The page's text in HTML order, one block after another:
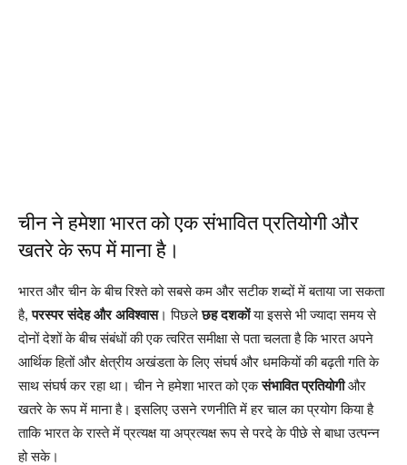
चीन ने हमेशा भारत को एक संभावित प्रतियोगी और
खतरे के रूप में माना है।
भारत और चीन के बीच रिश्ते को सबसे कम और सटीक शब्दों में बताया जा सकता
है,परस्पर संदेह और अविश्वास। पिछलेछह दशकोंया इससे भी ज्यादा समय से
दोनों देशों के बीच संबंधों की एक त्वरित समीक्षा से पता चलता है कि भारत अपने
आर्थिक हितों और क्षेत्रीय अखंडता के लिए संघर्ष और धमकियों की बढ़ती गति के
साथ संघर्ष कर रहा था। चीन ने हमेशा भारत को एकसंभावित प्रतियोगीऔर
खतरे के रूप में माना है। इसलिए उसने रणनीति में हर चाल का प्रयोग किया है
ताकि भारत के रास्ते में प्रत्यक्ष या अप्रत्यक्ष रूप से परदे के पीछे से बाधा उत्पन्न
हो सके।